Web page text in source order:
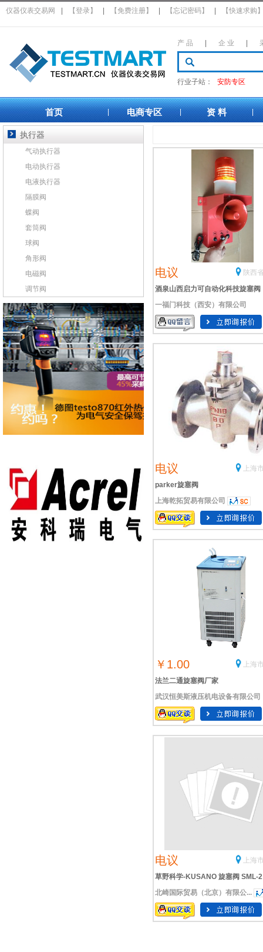
仪器仪表交易网 【登录】 【免费注册】 【忘记密码】 【快速求购
产 品 企 业
行业子站： 安防专区
首页 电商专区 资 料
电议
陕西
酒泉山西启力可自动化科技旋塞阀
一福门科技（西安）有限公司
电议
上海
parker旋塞阀
上海乾拓贸易有限公司
￥1.00
上海
法兰二通旋塞阀厂家
武汉恒美斯液压机电设备有限公司
电议
上海
草野科学-KUSANO 旋塞阀 SML-2
北崎国际贸易（北京）有限公...
执行器
气动执行器
电动执行器
电液执行器
隔膜阀
蝶阀
套筒阀
球阀
角形阀
电磁阀
调节阀